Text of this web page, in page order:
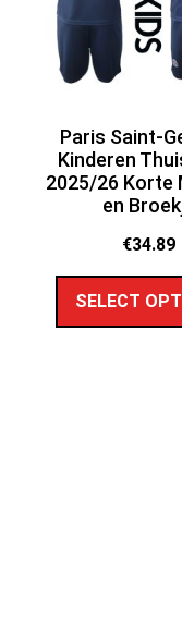
Paris Saint-
Kinderen
2025/26 Korte
en
€34.89
SELECT